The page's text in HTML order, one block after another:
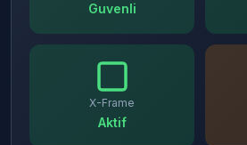
Guvenli
X-Frame
Aktif